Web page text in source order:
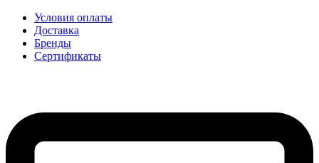
Условия оплаты
Доставка
Бренды
Сертификаты